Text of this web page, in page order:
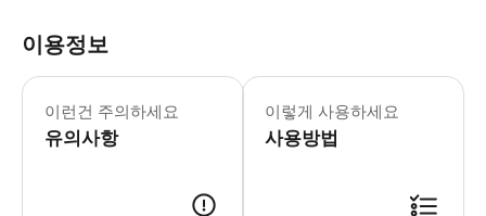
이용정보
이런건 주의하세요
유의사항
그룹당 최대 3명까지 가능합니다. 본
이렇게 사용하세요
사용방법